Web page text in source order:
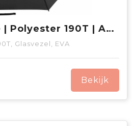
Paraplu Suzette | Polyester 190T | Automatisch | 8 banen
Glasvezel, EVA
Bekijk